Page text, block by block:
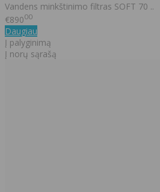
​Vandens minkštinimo filtras SOFT 70 ..
€89000
Daugiau
Į palyginimą
Į norų sąrašą